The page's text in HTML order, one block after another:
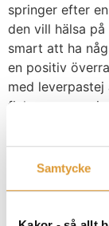
Samtycke
springer efter
den vill hälsa
smart att ha
en positiv
med
fickan som en
Fortsätt att
ställen du
minst 10